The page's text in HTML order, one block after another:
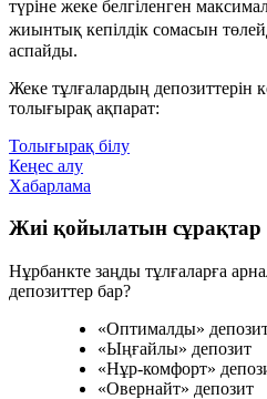
түріне жеке белгіленген
жиынтық кепілдік сомасын
аспайды.
Жеке тұлғалардың депозиттерін
толығырақ ақпарат:
Толығырақ білу
Кеңес алу
Хабарлама
Жиі қойылатын сұрақтар
Нұрбанкте заңды тұлғаларға
депозиттер бар?
«Оптималды»
«Ыңғайлы» депозит
«Нұр-комфорт»
«Овернайт» депозит